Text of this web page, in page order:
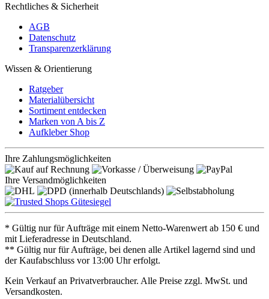
Rechtliches & Sicherheit
AGB
Datenschutz
Transparenzerklärung
Wissen & Orientierung
Ratgeber
Materialübersicht
Sortiment entdecken
Marken von A bis Z
Aufkleber Shop
Ihre Zahlungsmöglichkeiten
Ihre Versandmöglichkeiten
* Gültig nur für Aufträge mit einem Netto-Warenwert ab 150 € und
mit Lieferadresse in Deutschland.
** Gültig nur für Aufträge, bei denen alle Artikel lagernd sind und
der Kaufabschluss vor 13:00 Uhr erfolgt.
Kein Verkauf an Privatverbraucher. Alle Preise zzgl. MwSt. und
Versandkosten.